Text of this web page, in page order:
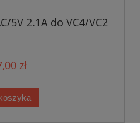
5V 2.1A do VC4/VC2
zł